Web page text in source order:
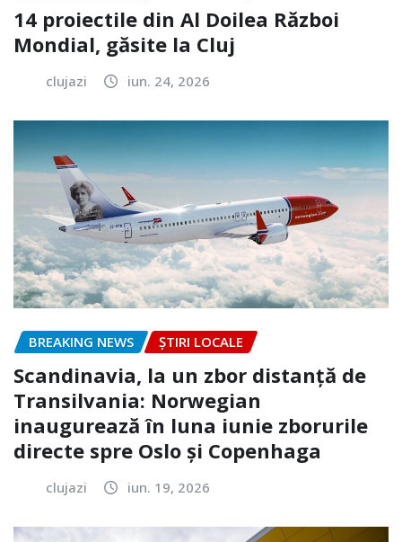
14 proiectile din Al Doilea Război
Mondial, găsite la Cluj
clujazi iun. 24, 2026
BREAKING NEWS ȘTIRI LOCALE
Scandinavia, la un zbor distanță de
Transilvania: Norwegian
inaugurează în luna iunie zborurile
directe spre Oslo și Copenhaga
clujazi iun. 19, 2026